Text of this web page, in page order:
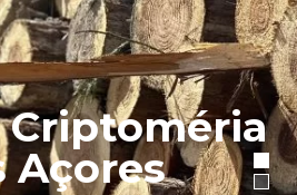
Criptoméria
Açores